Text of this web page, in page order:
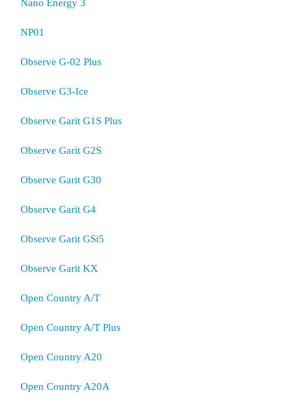
Nano Energy 3
NP01
Observe G-02 Plus
Observe G3-Ice
Observe Garit G1S Plus
Observe Garit G2S
Observe Garit G30
Observe Garit G4
Observe Garit GSi5
Observe Garit KX
Open Country A/T
Open Country A/T Plus
Open Country A20
Open Country A20A